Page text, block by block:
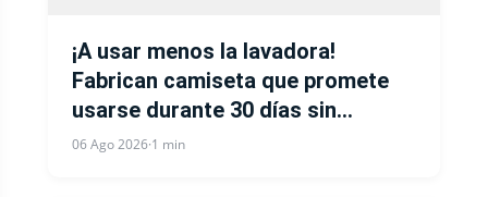
¡A usar menos la lavadora!
Fabrican camiseta que promete
usarse durante 30 días sin
necesidad de lavarse
06 Ago 2026·1 min